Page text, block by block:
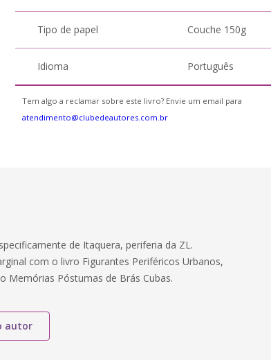
Tipo de papel Couche 150g
Idioma Português
Tem algo a reclamar sobre este livro? Envie um email para
atendimento@clubedeautores.com.br
de Itaquera, periferia da ZL.
com o livro Figurantes Periféricos Urbanos,
Memórias Póstumas de Brás Cubas.
autor